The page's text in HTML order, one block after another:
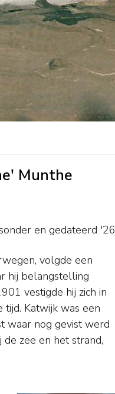
Munthe
en gedateerd '26
volgde een
hij belangstelling
vestigde hij zich in
tijd. Katwijk was een
waar nog gevist werd
zee en het strand,
voegde al
aan zijn
naamgenoot Gerhard
bekende Noorse